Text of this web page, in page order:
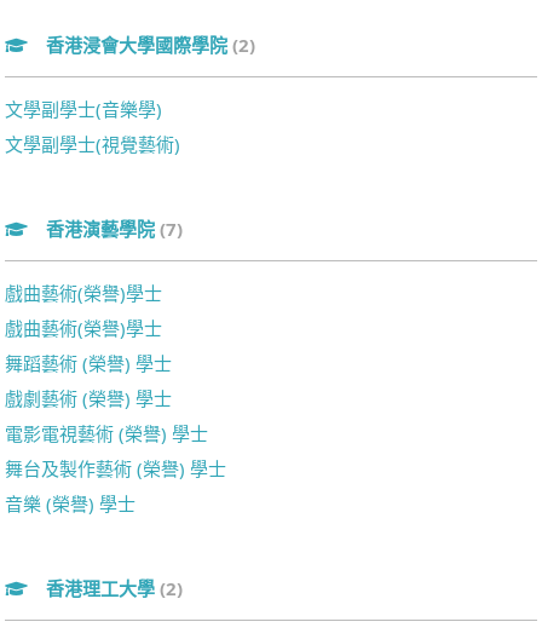
香港浸會大學國際學院 (2)
文學副學士(音樂學)
文學副學士(視覺藝術)
香港演藝學院 (7)
戲曲藝術(榮譽)學士
戲曲藝術(榮譽)學士
舞蹈藝術 (榮譽) 學士
戲劇藝術 (榮譽) 學士
電影電視藝術 (榮譽) 學士
舞台及製作藝術 (榮譽) 學士
音樂 (榮譽) 學士
香港理工大學 (2)